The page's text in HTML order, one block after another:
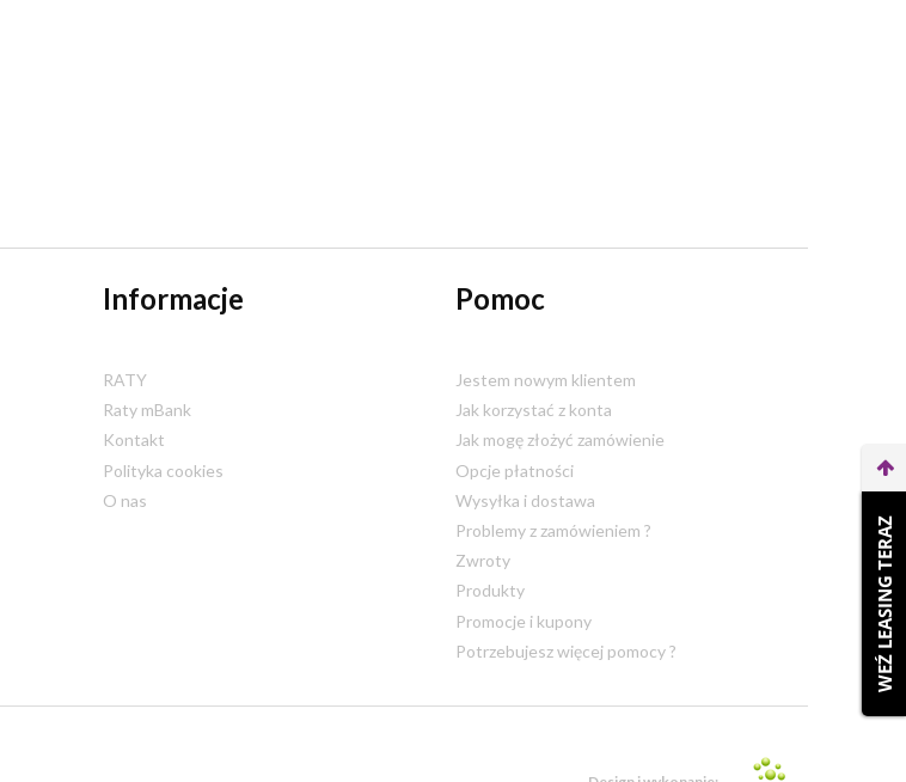
Informacje
RATY
Raty mBank
Kontakt
Polityka cookies
O nas
Pomoc
Jestem nowym klientem
Jak korzystać z konta
Jak mogę złożyć zamówienie
Opcje płatności
Wysyłka i dostawa
Problemy z zamówieniem ?
Zwroty
Produkty
Promocje i kupony
Potrzebujesz więcej pomocy ?
WEŹ LEASING TERAZ